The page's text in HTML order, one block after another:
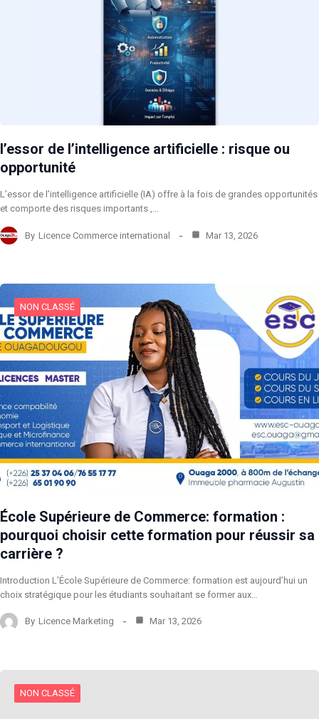
l’essor de l’intelligence artificielle : risque ou
opportunité
L’essor de l’intelligence artificielle (IA) offre à la fois de grandes opportunités
et comporte des risques importants ,…
By Licence Commerce international Mar 13, 2026
NON CLASSÉ
École Supérieure de Commerce: formation :
pourquoi choisir cette formation pour réussir sa
carrière ?
Introduction L’École Supérieure de Commerce: formation est aujourd’hui un
choix stratégique pour les étudiants souhaitant se former aux…
By Licence Marketing Mar 13, 2026
NON CLASSÉ